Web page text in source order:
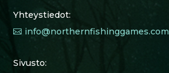
Yhteystiedot:
 info@northernfishinggames.com
Sivusto: